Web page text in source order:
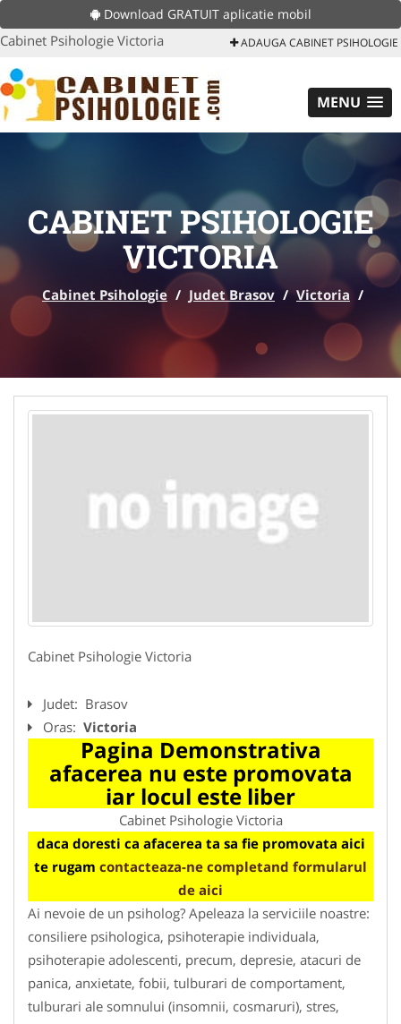
Download GRATUIT aplicatie mobil
Cabinet Psihologie Victoria ADAUGA CABINET PSIHOLOGIE
MENU
CABINET PSIHOLOGIE
VICTORIA
Cabinet Psihologie / Judet Brasov / Victoria /
Cabinet Psihologie Victoria
Judet: Brasov
Oras: Victoria
Pagina Demonstrativa
afacerea nu este promovata
iar locul este liber
Cabinet Psihologie Victoria
daca doresti ca afacerea ta sa fie promovata aici
te rugam contacteaza-ne completand formularul
de aici
Ai nevoie de un psiholog? Apeleaza la serviciile noastre:
consiliere psihologica, psihoterapie individuala,
psihoterapie adolescenti, precum, depresie, atacuri de
panica, anxietate, fobii, tulburari de comportament,
tulburari ale somnului (insomnii, cosmaruri), stres,